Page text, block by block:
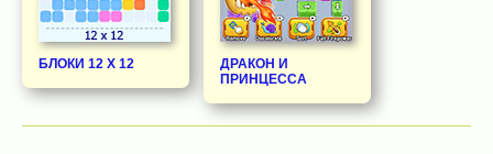
БЛОКИ 12 Х 12
ДРАКОН И
ПРИНЦЕССА